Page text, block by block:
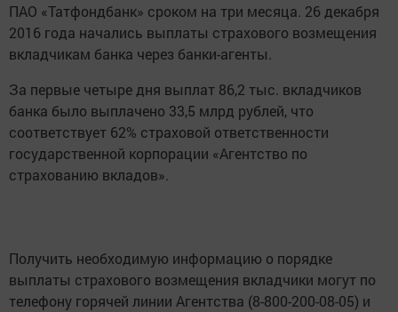
ПАО «Татфондбанк» сроком на три месяца. 26 декабря
2016 года начались выплаты страхового возмещения
вкладчикам банка через банки-агенты.
За первые четыре дня выплат 86,2 тыс. вкладчиков
банка было выплачено 33,5 млрд рублей, что
соответствует 62% страховой ответственности
государственной корпорации «Агентство по
страхованию вкладов».
Получить необходимую информацию о порядке
выплаты страхового возмещения вкладчики могут по
телефону горячей линии Агентства (8-800-200-08-05) и